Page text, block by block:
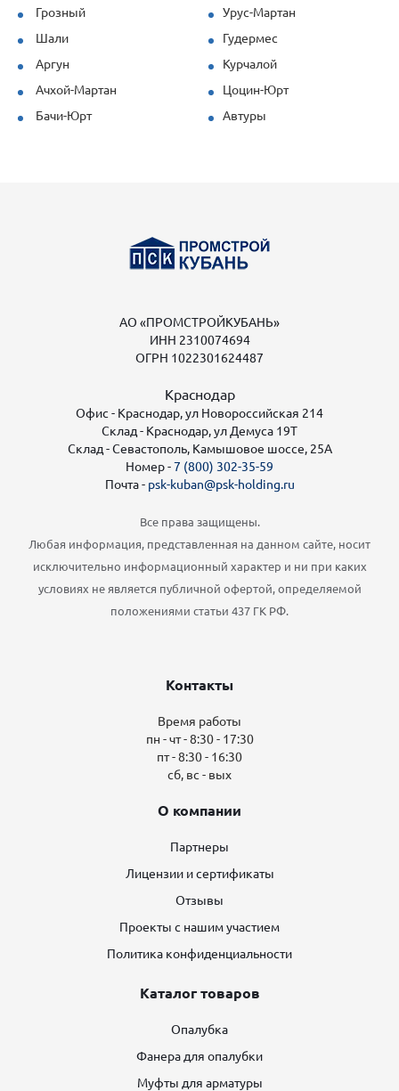
Грозный
Урус-Мартан
Шали
Гудермес
Аргун
Курчалой
Ачхой-Мартан
Цоцин-Юрт
Бачи-Юрт
Автуры
АО «ПРОМСТРОЙКУБАНЬ»
ИНН 2310074694
ОГРН 1022301624487
Краснодар
Офис - Краснодар, ул Новороссийская 214
Склад - Краснодар, ул Демуса 19Т
Склад - Севастополь, Камышовое шоссе, 25А
Номер -7 (800) 302-35-59
Почта - psk-kuban@psk-holding.ru
Все права защищены.
Любая информация, представленная на данном сайте, носит
исключительно информационный характер и ни при каких
условиях не является публичной офертой, определяемой
положениями статьи 437 ГК РФ.
Контакты
Время работы
пн - чт - 8:30 - 17:30
пт - 8:30 - 16:30
сб, вс - вых
О компании
Партнеры
Лицензии и сертификаты
Отзывы
Проекты с нашим участием
Политика конфиденциальности
Каталог товаров
Опалубка
Фанера для опалубки
Муфты для арматуры